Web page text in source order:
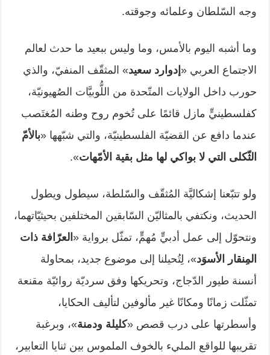
وجه السّلطان وعلمائه وجوقته.
وما أشبه اليوم بالأمس، وما وليس ببعيد ما حدث لعالم
الاجتماع العربي « إدوارد سعيد» المثقّف المنفيّ، والذي
حورب داخل الولايات المتّحدة من اللُّوبيَّات الصُهيونيّة،
كفلسطينيٍّ مازل قائمًا على تُخوم روح وطنه المُغتَصب
عندما دافع عن القضيّة الفلسطينيّة، والتي شبّهها «بالأمّ
الثّكلى التي لا بواكي لها مثل بقية الأمّهات».
ولو تتبّعنا إشكاليَّة المُثقّف والسّلطة، سيطول ويطول
الحديث، ونكتفي بالمثاليّن السّابقين المختلفين بحيثيّاتهما،
ونتحوّل إلى عمل أدبيٍّ مُهمٍّ، تمثّل برواية « العرّافة ذات
المِنقار الأسوَد»، لِتُحيلنا إلى موضوع جديد، بمحاولة
أنسنة طيور الدّجاج، وتحريكها وفق سرديّة روائيّة مقنعة
تمثّلت زمانًا ومكانًا غير مألوفين لتأليف الحكايا،
وأسطرتها على درب قصص «كليلة ودمنة»، وبرغبة
تقريبها للواقع المليء بالخوف الملموس بين ثنايا التعابير،